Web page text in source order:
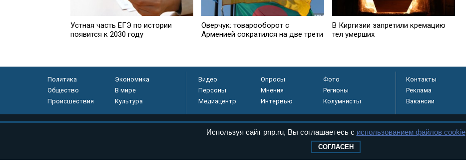
Устная часть ЕГЭ по истории
появится к 2030 году
Оверчук: товарооборот с
Арменией сократился на две трети
В Киргизии запретили кремацию
тел умерших
Политика
Экономика
Общество
В мире
Происшествия
Культура
Видео Опросы
Фото
Персоны
Мнения
Регионы
Медиацентр
Интервью Колумнисты
Контакты
Реклама
Вакансии
Используя сайт pnp.ru, Вы соглашаетесь с использованием файлов cookie
СОГЛАСЕН